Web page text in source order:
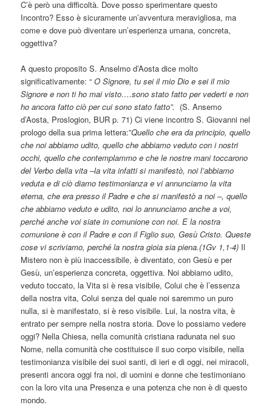
C’è però una difficoltà. Dove posso sperimentare questo
Incontro? Esso è sicuramente un’avventura meravigliosa, ma
come e dove può diventare un’esperienza umana, concreta,
oggettiva?
A questo proposito S. Anselmo d’Aosta dice molto
significativamente: “O Signore, tu sei il mio Dio e sei il mio
Signore e non ti ho mai visto….sono stato fatto per vederti e non
ho ancora fatto ciò per cui sono stato fatto”. (S. Ansemo
d’Aosta, Proslogion, BUR p. 71) Ci viene incontro S. Giovanni nel
prologo della sua prima lettera:”Quello che era da principio, quello
che noi abbiamo udito, quello che abbiamo veduto con i nostri
occhi, quello che contemplammo e che le nostre mani toccarono
del Verbo della vita –la vita infatti si manifestò, noi l’abbiamo
veduta e di ciò diamo testimonianza e vi annunciamo la vita
eterna, che era presso il Padre e che si manifestò a noi –, quello
che abbiamo veduto e udito, noi lo annunciamo anche a voi,
perché anche voi siate in comunione con noi. E la nostra
comunione è con il Padre e con il Figlio suo, Gesù Cristo. Queste
cose vi scriviamo, perché la nostra gioia sia piena.(1Gv 1,1-4) Il
Mistero non è più inaccessibile, è diventato, con Gesù e per
Gesù, un’esperienza concreta, oggettiva. Noi abbiamo udito,
veduto toccato, la Vita si è resa visibile, Colui che è l’essenza
della nostra vita, Colui senza del quale noi saremmo un puro
nulla, si è manifestato, si è reso visibile. Lui, la nostra vita, è
entrato per sempre nella nostra storia. Dove lo possiamo vedere
oggi? Nella Chiesa, nella comunità cristiana radunata nel suo
Nome, nella comunità che costituisce il suo corpo visibile, nella
testimonianza visibile dei suoi santi, di ieri e di oggi, nei miracoli,
presenti ancora oggi fra noi, di uomini e donne che testimoniano
con la loro vita una Presenza e una potenza che non è di questo
mondo.